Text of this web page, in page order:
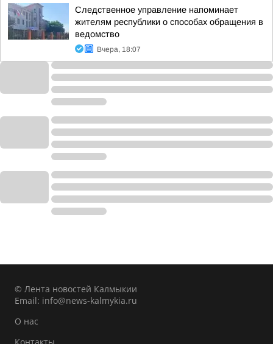
Следственное управление напоминает
жителям республики о способах обращения в
ведомство
Вчера, 18:07
© Лента новостей Калмыкии
Email: info@news-kalmykia.ru
О нас